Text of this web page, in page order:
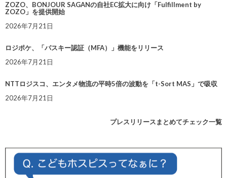
ZOZO、BONJOUR SAGANの自社EC拡大に向け「Fulfillment by
ZOZO」を提供開始
2026年7月21日
ロジポケ、「パスキー認証（MFA）」機能をリリース
2026年7月21日
NTTロジスコ、エンタメ物流の平時5倍の波動を「t-Sort MAS」で吸収
2026年7月21日
プレスリリースまとめてチェック一覧